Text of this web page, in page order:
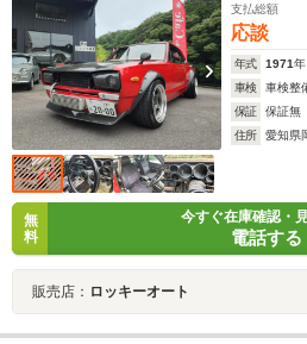
支払総額
応談
年式 1971年
車検
車検整
保証
保証無
住所
愛知県
無
料
今すぐ在庫確認・
電話する
販売店： ロッキーオート